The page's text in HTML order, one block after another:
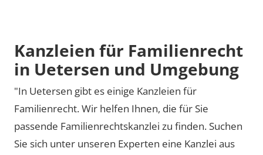
Kanzleien für Familienrecht
in Uetersen und Umgebung
"In Uetersen gibt es einige Kanzleien für
Familienrecht. Wir helfen Ihnen, die für Sie
passende Familienrechtskanzlei zu finden. Suchen
Sie sich unter unseren Experten eine Kanzlei aus